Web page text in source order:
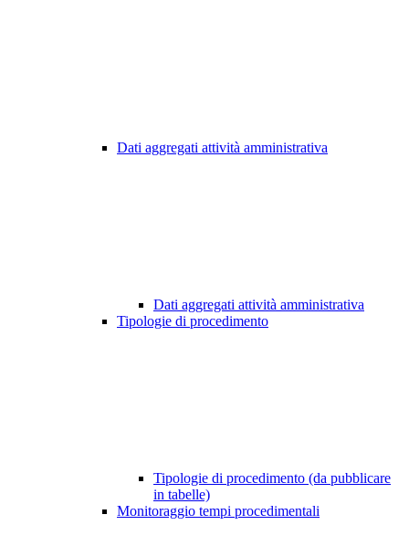
Dati aggregati attività amministrativa
Dati aggregati attività amministrativa
Tipologie di procedimento
Tipologie di procedimento (da pubblicare
in tabelle)
Monitoraggio tempi procedimentali